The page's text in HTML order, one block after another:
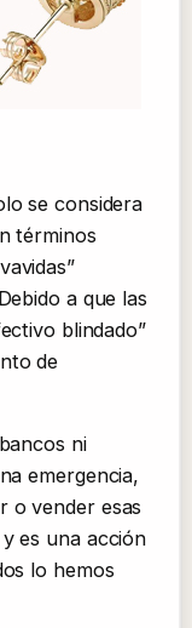
se considera
términos
a que las
blindado”
de
ni
emergencia,
o vender esas
es una acción
lo hemos